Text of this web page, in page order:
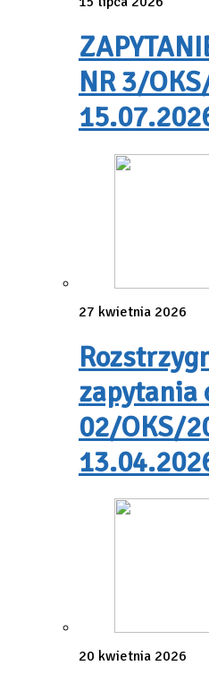
NR 3/
27 kwietnia 2026
zapytania
02/OKS/
20 kwietnia 2026